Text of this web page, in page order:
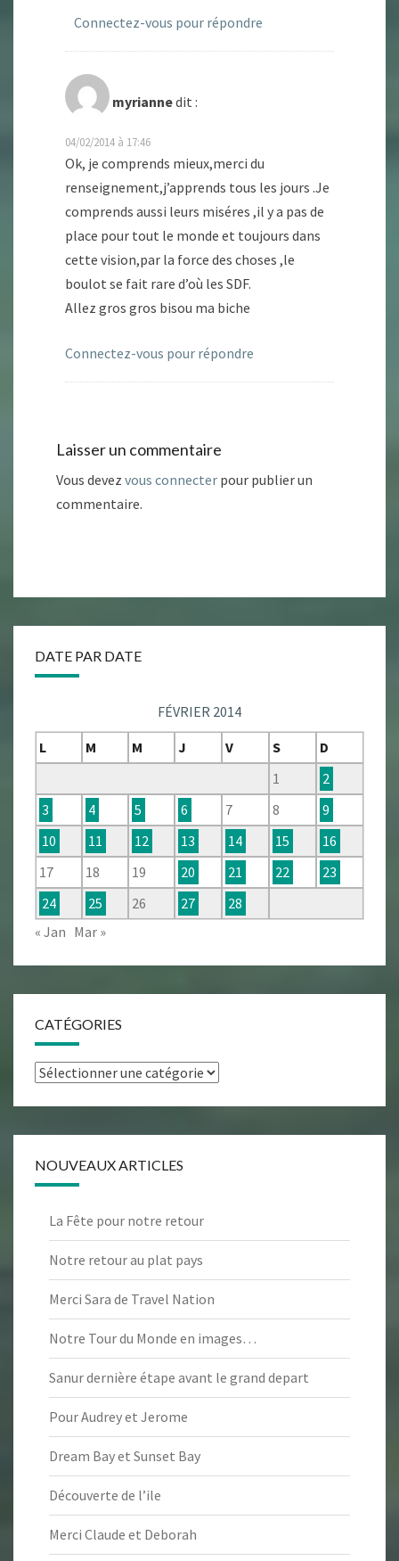
Connectez-vous pour répondre
myriannedit :
04/02/2014 à 17:46
Ok, je comprends mieux,merci du
renseignement,j’apprends tous les jours .Je
comprends aussi leurs miséres ,il y a pas de
place pour tout le monde et toujours dans
cette vision,par la force des choses ,le
boulot se fait rare d’où les SDF.
Allez gros gros bisou ma biche
Connectez-vous pour répondre
Laisser un commentaire
Vous devez vous connecter pour publier un
commentaire.
DATE PAR DATE
FÉVRIER 2014
L
M M J V S
D
1
2
3
4 5 6 7 8
9
10
11 12 13 14 15
16
17
18 19 20 21 22
23
24
25 26 27
28
« Jan Mar »
CATÉGORIES
Catégories
NOUVEAUX ARTICLES
La Fête pour notre retour
Notre retour au plat pays
Merci Sara de Travel Nation
Notre Tour du Monde en images…
Sanur dernière étape avant le grand depart
Pour Audrey et Jerome
Dream Bay et Sunset Bay
Découverte de l’ile
Merci Claude et Deborah